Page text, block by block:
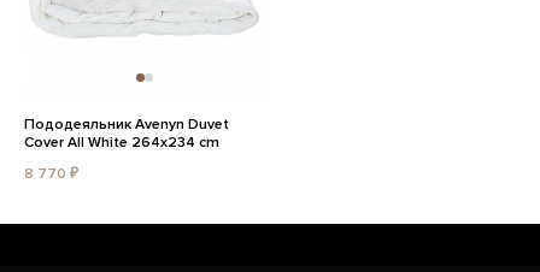
Пододеяльник Avenyn Duvet
Cover All White 264x234 cm
8 770 ₽